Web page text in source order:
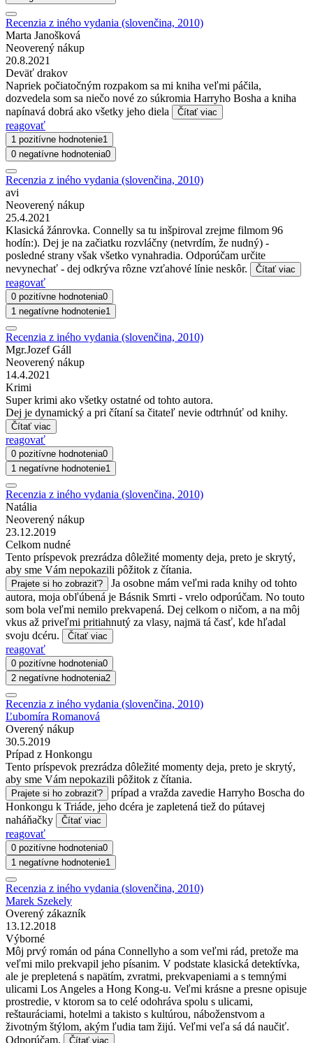
Recenzia z iného vydania (slovenčina, 2010)
Marta Janošková
Neoverený nákup
20.8.2021
Deväť drakov
Napriek počiatočným rozpakom sa mi kniha veľmi páčila,
dozvedela som sa niečo nové zo súkromia Harryho Bosha a kniha
napínavá dobrá ako všetky jeho diela
Čítať viac
reagovať
1 pozitívne hodnotenie1
0 negatívne hodnotenia0
Recenzia z iného vydania (slovenčina, 2010)
avi
Neoverený nákup
25.4.2021
Klasická žánrovka. Connelly sa tu inšpiroval zrejme filmom 96
hodín:). Dej je na začiatku rozvláčny (netvrdím, že nudný) -
posledné strany však všetko vynahradia. Odporúčam určite
nevynechať - dej odkrýva rôzne vzťahové línie neskôr.
Čítať viac
reagovať
0 pozitívne hodnotenia0
1 negatívne hodnotenie1
Recenzia z iného vydania (slovenčina, 2010)
Mgr.Jozef Gáll
Neoverený nákup
14.4.2021
Krimi
Super krimi ako všetky ostatné od tohto autora.
Dej je dynamický a pri čítaní sa čitateľ nevie odtrhnúť od knihy.
Čítať viac
reagovať
0 pozitívne hodnotenia0
1 negatívne hodnotenie1
Recenzia z iného vydania (slovenčina, 2010)
Natália
Neoverený nákup
23.12.2019
Celkom nudné
Tento príspevok prezrádza dôležité momenty deja, preto je skrytý,
aby sme Vám nepokazili pôžitok z čítania.
Prajete si ho zobraziť?
Ja osobne mám veľmi rada knihy od tohto
autora, moja obľúbená je Básnik Smrti - vrelo odporúčam. No touto
som bola veľmi nemilo prekvapená. Dej celkom o ničom, a na môj
vkus až priveľmi pritiahnutý za vlasy, najmä tá časť, kde hľadal
svoju dcéru.
Čítať viac
reagovať
0 pozitívne hodnotenia0
2 negatívne hodnotenia2
Recenzia z iného vydania (slovenčina, 2010)
Ľubomíra Romanová
Overený nákup
30.5.2019
Prípad z Honkongu
Tento príspevok prezrádza dôležité momenty deja, preto je skrytý,
aby sme Vám nepokazili pôžitok z čítania.
Prajete si ho zobraziť?
prípad a vražda zavedie Harryho Boscha do
Honkongu k Triáde, jeho dcéra je zapletená tiež do pútavej
naháňačky
Čítať viac
reagovať
0 pozitívne hodnotenia0
1 negatívne hodnotenie1
Recenzia z iného vydania (slovenčina, 2010)
Marek Szekely
Overený zákazník
13.12.2018
Výborné
Môj prvý román od pána Connellyho a som veľmi rád, pretože ma
veľmi milo prekvapil jeho písanim. V podstate klasická detektívka,
ale je prepletená s napätím, zvratmi, prekvapeniami a s temnými
ulicami Los Angeles a Hong Kong-u. Veľmi krásne a presne opisuje
prostredie, v ktorom sa to celé odohráva spolu s ulicami,
reštauráciami, hotelmi a takisto s kultúrou, náboženstvom a
životným štýlom, akým ľudia tam žijú. Veľmi veľa sá dá naučiť.
Odporúčam.
Čítať viac